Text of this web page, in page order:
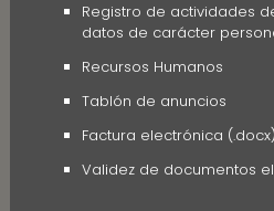
Registro de actividades
datos de carácter
Recursos Humanos
Tablón de anuncios
Factura electrónica (.docx)
Validez de documentos